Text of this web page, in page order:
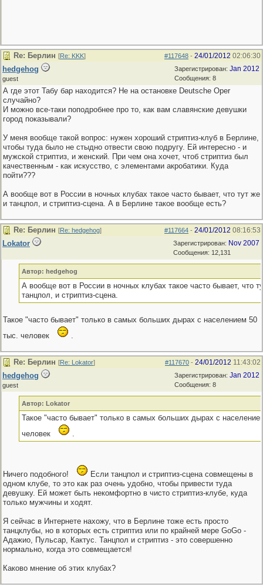
#117648 - 24/01/2012 02:06:30
Re: Берлин [Re: KKK]
Зарегистрирован: Jan 2012
Сообщения: 8
hedgehog
guest
А где этот Табу бар находится? Не на остановке Deutsche Oper
случайно?
И можно все-таки поподробнее про то, как вам славянские девушки
город показывали?
У меня вообще такой вопрос: нужен хороший стриптиз-клуб в Берлине,
чтобы туда было не стыдно отвести свою подругу. Ей интересно - и
мужской стриптиз, и женский. При чем она хочет, чтоб стриптиз был
качественным - как искусство, с элементами акробатики. Куда
пойти???
А вообще вот в России в ночных клубах такое часто бывает, что тут же
и танцпол, и стриптиз-сцена. А в Берлине такое вообще есть?
#117664 - 24/01/2012 08:16:53
Re: Берлин [Re: hedgehog]
Зарегистрирован: Nov 2007
Сообщения: 12,131
Lokator
Автор: hedgehog
А вообще вот в России в ночных клубах такое часто бывает, что
танцпол, и стриптиз-сцена.
Такое "часто бывает" только в самых больших дырах с населением 50
тыс. человек
.
#117670 - 24/01/2012 11:43:02
Re: Берлин [Re: Lokator]
Зарегистрирован: Jan 2012
Сообщения: 8
hedgehog
guest
Автор: Lokator
Такое "часто бывает" только в самых больших дырах с
человек
.
Ничего подобного!
Если танцпол и стриптиз-сцена совмещены в
одном клубе, то это как раз очень удобно, чтобы привести туда
девушку. Ей может быть некомфортно в чисто стриптиз-клубе, куда
только мужчины и ходят.
Я сейчас в Интернете нахожу, что в Берлине тоже есть просто
танцклубы, но в которых есть стриптиз или по крайней мере GoGo -
Адажио, Пульсар, Кактус. Танцпол и стриптиз - это совершенно
нормально, когда это совмещается!
Каково мнение об этих клубах?